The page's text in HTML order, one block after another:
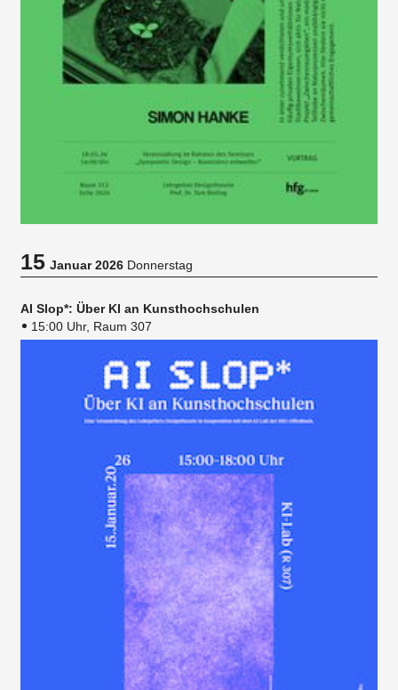
15Januar 2026 Donnerstag
AI Slop*: Über KI an Kunsthochschulen
15:00 Uhr, Raum 307